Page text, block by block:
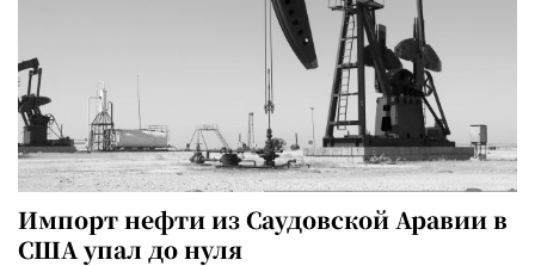
Импорт нефти из Саудовской Аравии в
США упал до нуля